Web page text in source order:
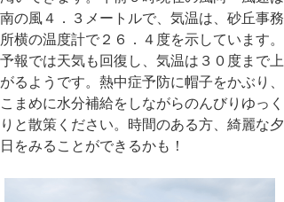
南の風４．３メートルで、気温は、砂丘事務
所横の温度計で２６．４度を示しています。
予報では天気も回復し、気温は３０度まで上
がるようです。熱中症予防に帽子をかぶり、
こまめに水分補給をしながらのんびりゆっく
りと散策ください。時間のある方、綺麗な夕
日をみることができるかも！